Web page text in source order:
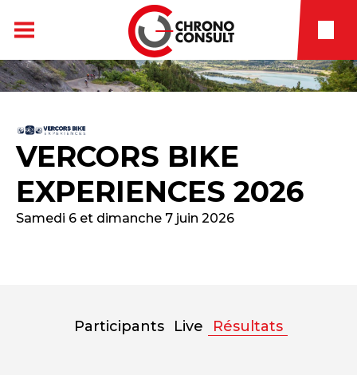
VERCORS BIKE
EXPERIENCES 2026
Samedi 6 et dimanche 7 juin 2026
Participants Live Résultats